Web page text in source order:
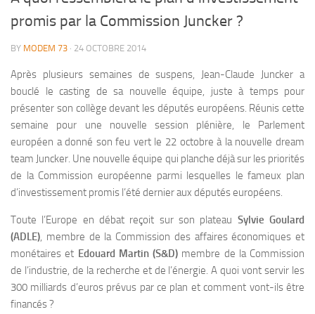
promis par la Commission Juncker ?
BY MODEM 73 · 24 OCTOBRE 2014
Après plusieurs semaines de suspens, Jean-Claude Juncker a
bouclé le casting de sa nouvelle équipe, juste à temps pour
présenter son collège devant les députés européens. Réunis cette
semaine pour une nouvelle session plénière, le Parlement
européen a donné son feu vert le 22 octobre à la nouvelle dream
team Juncker. Une nouvelle équipe qui planche déjà sur les priorités
de la Commission européenne parmi lesquelles le fameux plan
d’investissement promis l’été dernier aux députés européens.
Toute l’Europe en débat reçoit sur son plateau Sylvie Goulard
(ADLE), membre de la Commission des affaires économiques et
monétaires et Edouard Martin (S&D) membre de la Commission
de l’industrie, de la recherche et de l’énergie. A quoi vont servir les
300 milliards d’euros prévus par ce plan et comment vont-ils être
financés ?